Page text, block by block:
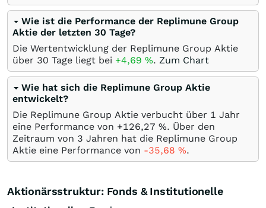
Wie ist die Performance der Replimune Group
Aktie der letzten 30 Tage?
Die Wertentwicklung der Replimune Group Aktie
über 30 Tage liegt bei +4,69 %. Zum Chart
Wie hat sich die Replimune Group Aktie
entwickelt?
Die Replimune Group Aktie verbucht über 1 Jahr
eine Performance von +126,27 %. Über den
Zeitraum von 3 Jahren hat die Replimune Group
Aktie eine Performance von -35,68 %.
Aktionärsstruktur: Fonds & Institutionelle